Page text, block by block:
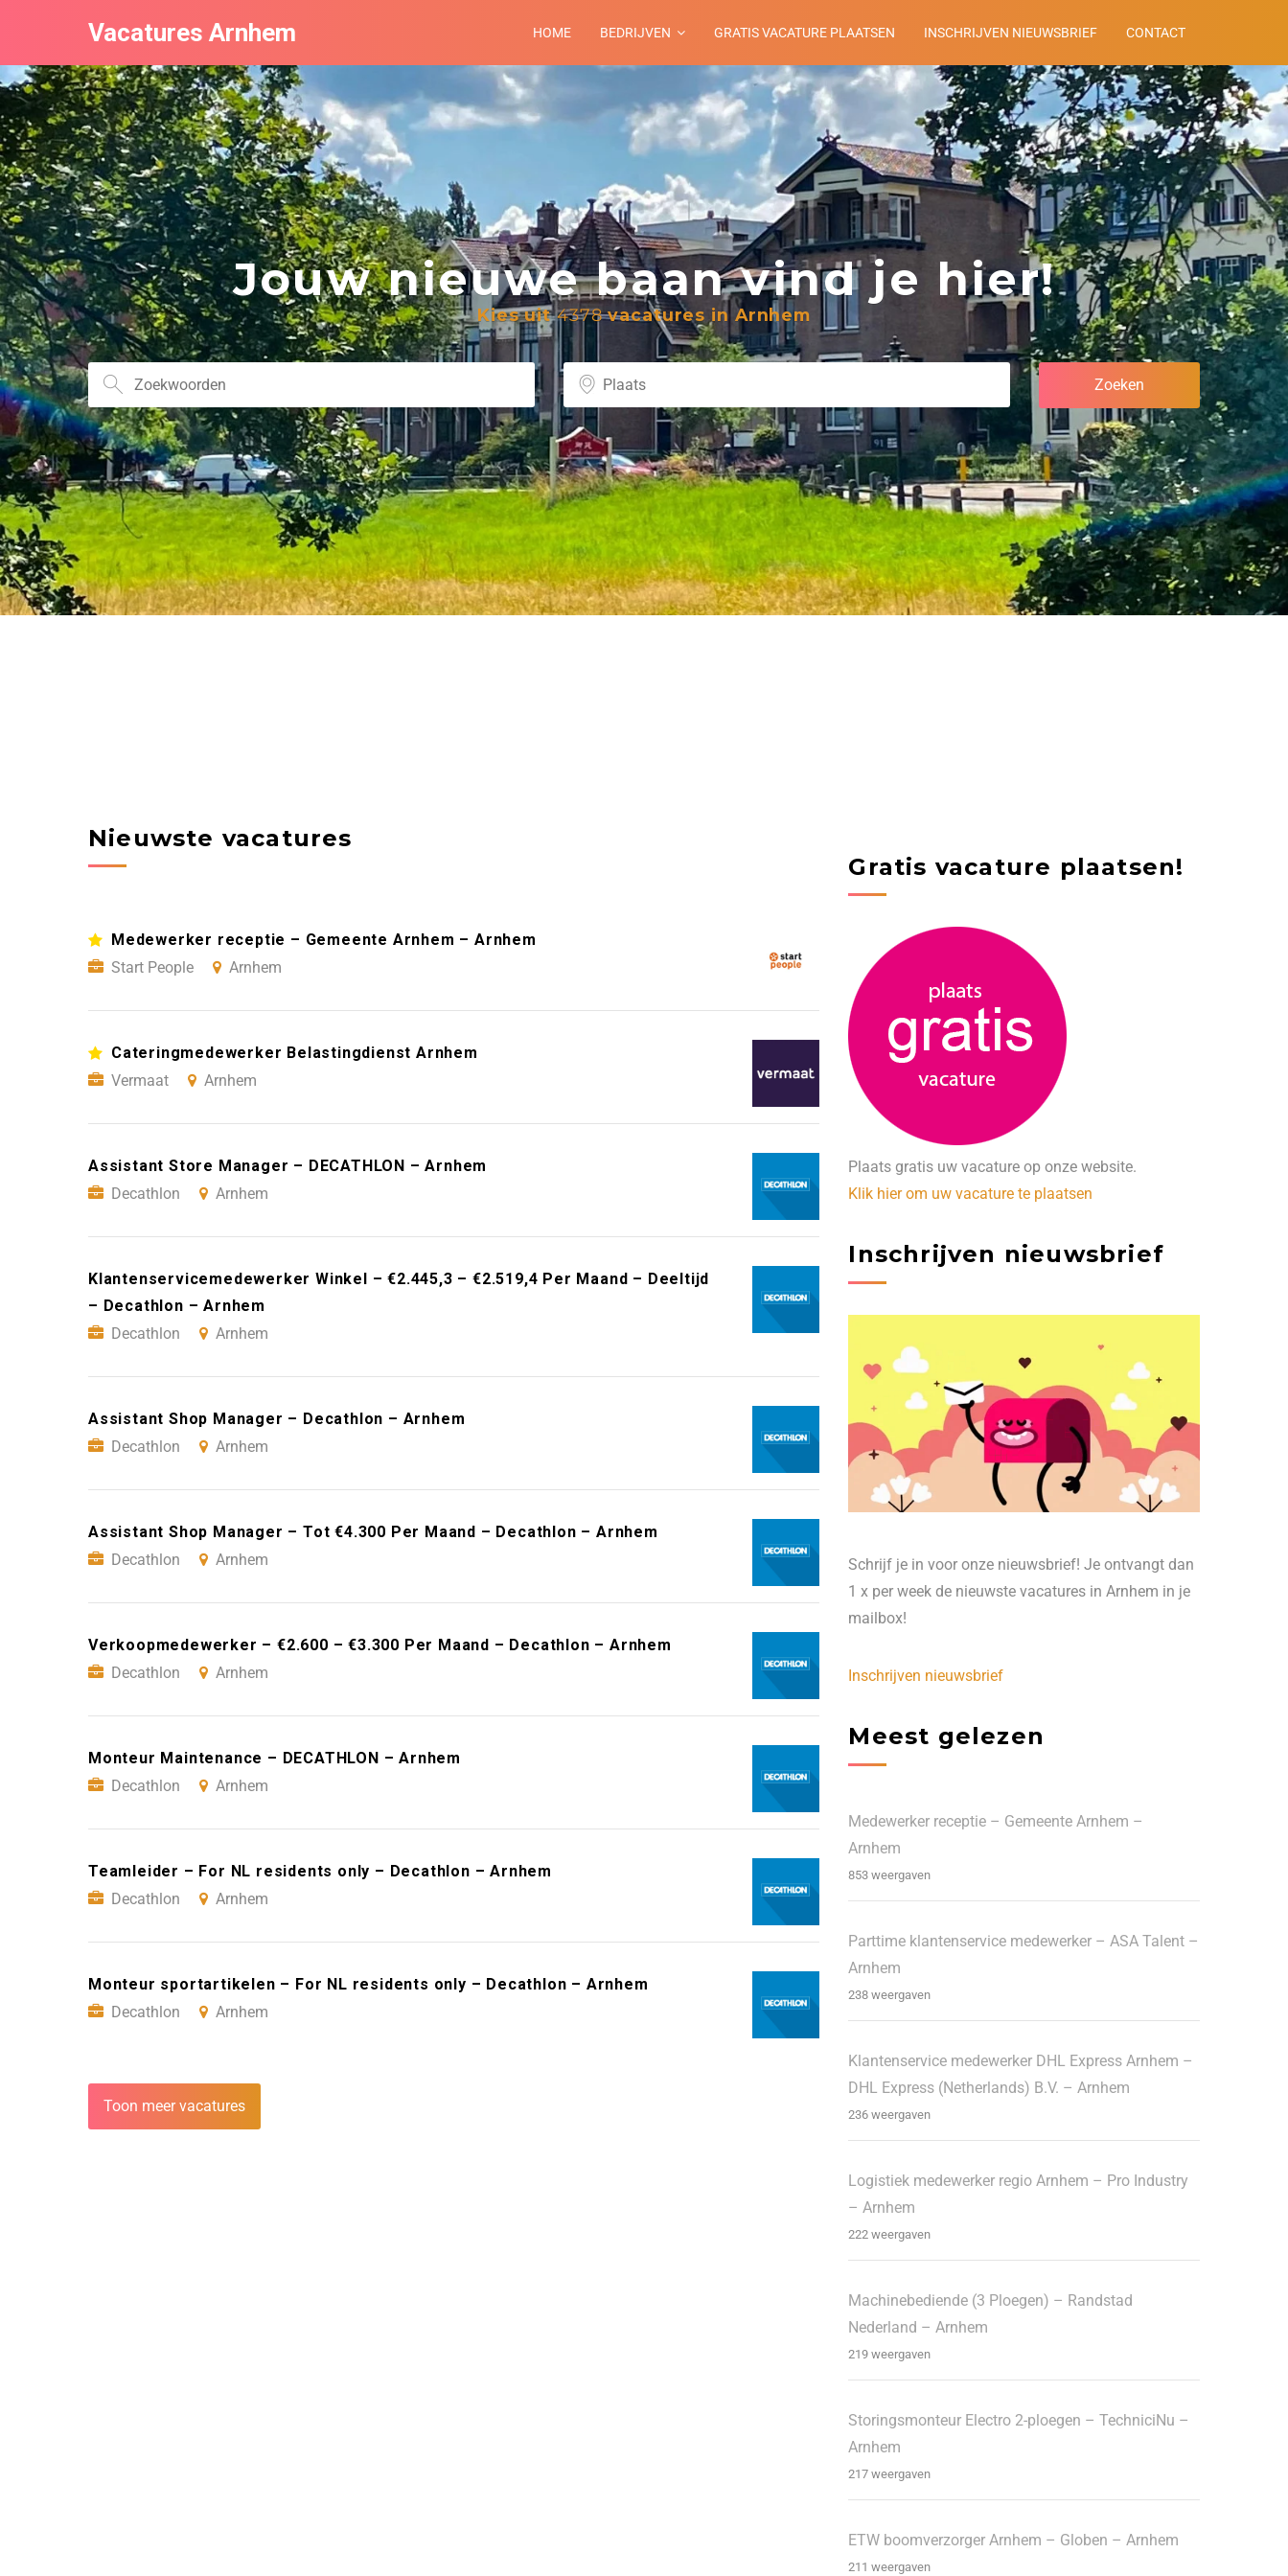
Vacatures Arnhem HOME BEDRIJVEN GRATIS VACATURE PLAATSEN INSCHRIJVEN NIEUWSBRIEF CONTACT
Jouw nieuwe baan vind je hier!
Kies uit4378vacatures in Arnhem
Nieuwste vacatures
Medewerker receptie – Gemeente Arnhem – Arnhem
Start People
Arnhem
Cateringmedewerker Belastingdienst Arnhem
Vermaat
Arnhem
Assistant Store Manager – DECATHLON – Arnhem
Decathlon
Arnhem
Klantenservicemedewerker Winkel – €2.445,3 – €2.519,4 Per Maand – Deeltijd
– Decathlon – Arnhem
Decathlon
Arnhem
Assistant Shop Manager – Decathlon – Arnhem
Decathlon
Arnhem
Assistant Shop Manager – Tot €4.300 Per Maand – Decathlon – Arnhem
Decathlon
Arnhem
Verkoopmedewerker – €2.600 – €3.300 Per Maand – Decathlon – Arnhem
Decathlon
Arnhem
Monteur Maintenance – DECATHLON – Arnhem
Decathlon
Arnhem
Teamleider – For NL residents only – Decathlon – Arnhem
Decathlon
Arnhem
Monteur sportartikelen – For NL residents only – Decathlon – Arnhem
Decathlon
Arnhem
Toon meer vacatures
Gratis vacature plaatsen!
Plaats gratis uw vacature op onze website.
Klik hier om uw vacature te plaatsen
Inschrijven nieuwsbrief
Schrijf je in voor onze nieuwsbrief! Je ontvangt dan
1 x per week de nieuwste vacatures in Arnhem in je
mailbox!
Inschrijven nieuwsbrief
Meest gelezen
Medewerker receptie – Gemeente Arnhem –
Arnhem
853 weergaven
Parttime klantenservice medewerker – ASA Talent –
Arnhem
238 weergaven
Klantenservice medewerker DHL Express Arnhem –
DHL Express (Netherlands) B.V. – Arnhem
236 weergaven
Logistiek medewerker regio Arnhem – Pro Industry
– Arnhem
222 weergaven
Machinebediende (3 Ploegen) – Randstad
Nederland – Arnhem
219 weergaven
Storingsmonteur Electro 2-ploegen – TechniciNu –
Arnhem
217 weergaven
ETW boomverzorger Arnhem – Globen – Arnhem
211 weergaven